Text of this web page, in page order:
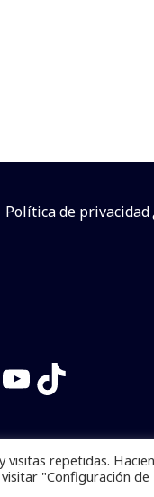
Política de privacidad
YouTube
TikTok
la información total
ya!
visitas repetidas.
"Configuración de